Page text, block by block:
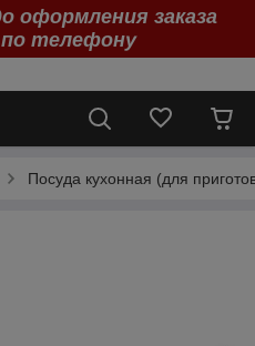
оформления заказа
телефону
Посуда кухонная (для